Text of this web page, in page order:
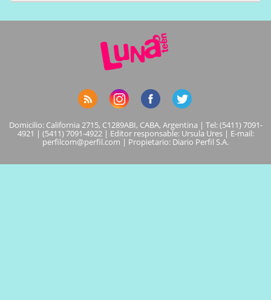
Domicilio: California 2715, C1289ABI, CABA, Argentina | Tel: (5411) 7091-
4921 | (5411) 7091-4922 | Editor responsable: Ursula Ures | E-mail:
perfilcom@perfil.com | Propietario: Diario Perfil S.A.